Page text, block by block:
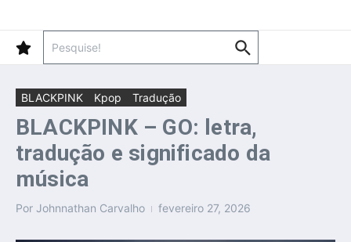
BLACKPINK Kpop Tradução
BLACKPINK – GO: letra,
tradução e significado da
música
Por Johnnathan Carvalho fevereiro 27, 2026